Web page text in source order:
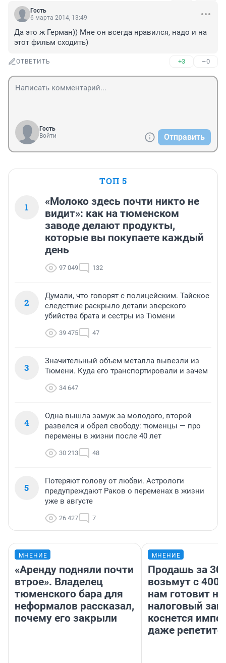
Гость
6 марта 2014, 13:49
Да это ж Герман)) Мне он всегда нравился, надо и на
этот фильм сходить)
ОТВЕТИТЬ +3 –0
Гость
Войти
Отправить
ТОП 5
1
«Молоко здесь почти никто не
видит»: как на тюменском
заводе делают продукты,
которые вы покупаете каждый
день
97 049 132
2
Думали, что говорят с полицейским. Тайское
следствие раскрыло детали зверского
убийства брата и сестры из Тюмени
39 475 47
3
Значительный объем металла вывезли из
Тюмени. Куда его транспортировали и зачем
34 647
4
Одна вышла замуж за молодого, второй
развелся и обрел свободу: тюменцы — про
перемены в жизни после 40 лет
30 213 48
5
Потеряют голову от любви. Астрологи
предупреждают Раков о переменах в жизни
уже в августе
26 427 7
МНЕНИЕ
«Аренду подняли почти
втрое». Владелец
тюменского бара для
неформалов рассказал,
почему его закрыли
МНЕНИЕ
Продашь за
возьмут с
нам готовит
налоговый
коснется
даже